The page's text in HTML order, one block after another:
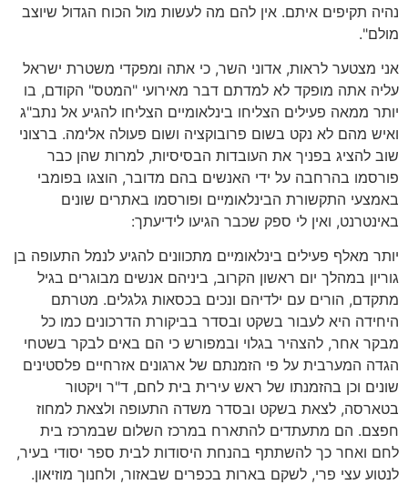
נהיה תקיפים איתם. אין להם מה לעשות מול הכוח הגדול שיוצב
מולם".
אני מצטער לראות, אדוני השר, כי אתה ומפקדי משטרת ישראל
עליה אתה מופקד לא למדתם דבר מאירועי "המטס" הקודם, בו
יותר ממאה פעילים הצליחו בינלאומיים הצליחו להגיע אל נתב"ג
ואיש מהם לא נקט בשום פרובוקציה ושום פעולה אלימה. ברצוני
שוב להציג בפניך את העובדות הבסיסיות, למרות שהן כבר
פורסמו בהרחבה על ידי האנשים בהם מדובר, הוצגו בפומבי
באמצעי התקשורת הבינלאומיים ופורסמו באתרים שונים
באינטרנט, ואין לי ספק שכבר הגיעו לידיעתך:
יותר מאלף פעילים בינלאומיים מתכוונים להגיע לנמל התעופה בן
גוריון במהלך יום ראשון הקרוב, ביניהם אנשים מבוגרים בגיל
מתקדם, הורים עם ילדיהם ונכים בכסאות גלגלים. מטרתם
היחידה היא לעבור בשקט ובסדר בביקורת הדרכונים כמו כל
מבקר אחר, להצהיר בגלוי ובמפורש כי הם באים לבקר בשטחי
הגדה המערבית על פי הזמנתם של ארגונים אזרחיים פלסטינים
שונים וכן בהזמנתו של ראש עירית בית לחם, ד"ר ויקטור
בטארסה, לצאת בשקט ובסדר משדה התעופה ולצאת למחוז
חפצם. הם מתעתדים להתארח במרכז השלום שבמרכז בית
לחם ואחר כך להשתתף בהנחת היסודות לבית ספר יסודי בעיר,
לנטוע עצי פרי, לשקם בארות בכפרים שבאזור, ולחנוך מוזיאון.